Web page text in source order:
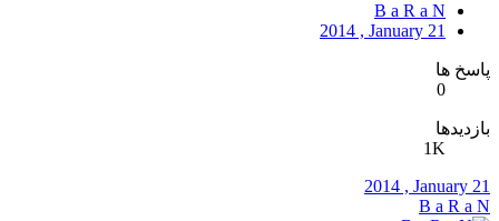
B a R a N
2014 , January 21
پاسخ ها
0
بازدیدها
1K
2014 , January 21
B a R a N